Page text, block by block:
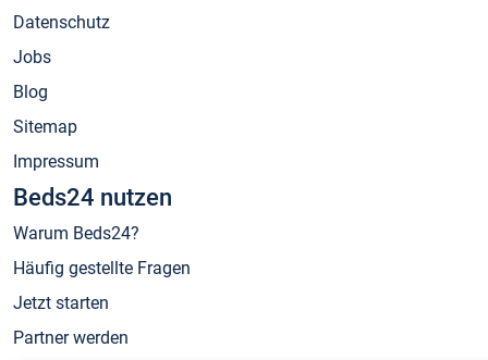
Datenschutz
Jobs
Blog
Sitemap
Impressum
Beds24 nutzen
Warum Beds24?
Häufig gestellte Fragen
Jetzt starten
Partner werden